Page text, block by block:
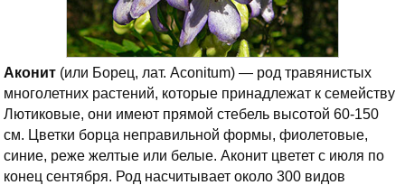
Аконит (или Борец, лат. Aconitum) — род травянистых
многолетних растений, которые принадлежат к семейству
Лютиковые, они имеют прямой стебель высотой 60-150
см. Цветки борца неправильной формы, фиолетовые,
синие, реже желтые или белые. Аконит цветет с июля по
конец сентября. Род насчитывает около 300 видов